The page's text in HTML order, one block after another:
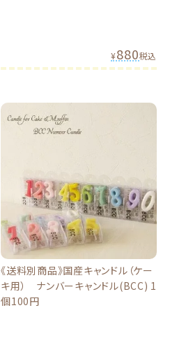
¥880税込
《送料別商品》国産キャンドル（ケー
キ用） ナンバーキャンドル(BCC) 1
個100円